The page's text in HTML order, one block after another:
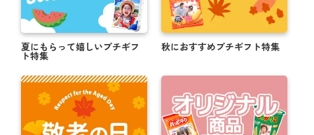
夏にもらって嬉しいプチギフ
ト特集
秋におすすめプチギフト特集